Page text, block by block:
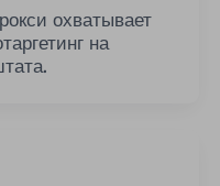
охватывает
на